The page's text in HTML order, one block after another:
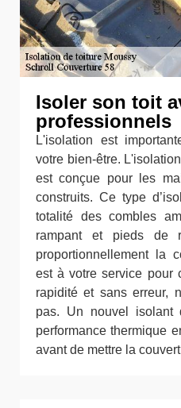
Isoler son toit
professionnels
L'isolation est
votre bien-être.
est conçue pour les
construits. Ce type
totalité des combles
rampant et pieds de
proportionnellement la
est à votre service pour
rapidité et sans erreur,
pas. Un nouvel isolant
performance thermique
avant de mettre la